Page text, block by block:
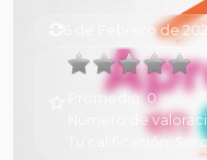
6 de Febrero de
Promedio:0
Número de
Tu calificación: Sin